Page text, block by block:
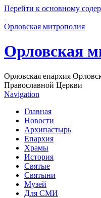
Перейти к основному
Орловская митрополия
Орловская
Орловская епархия
Православной Церкви
Navigation
Главная
Новости
Архипастырь
Епархия
Храмы
История
Святые
Святыни
Музей
Для СМИ